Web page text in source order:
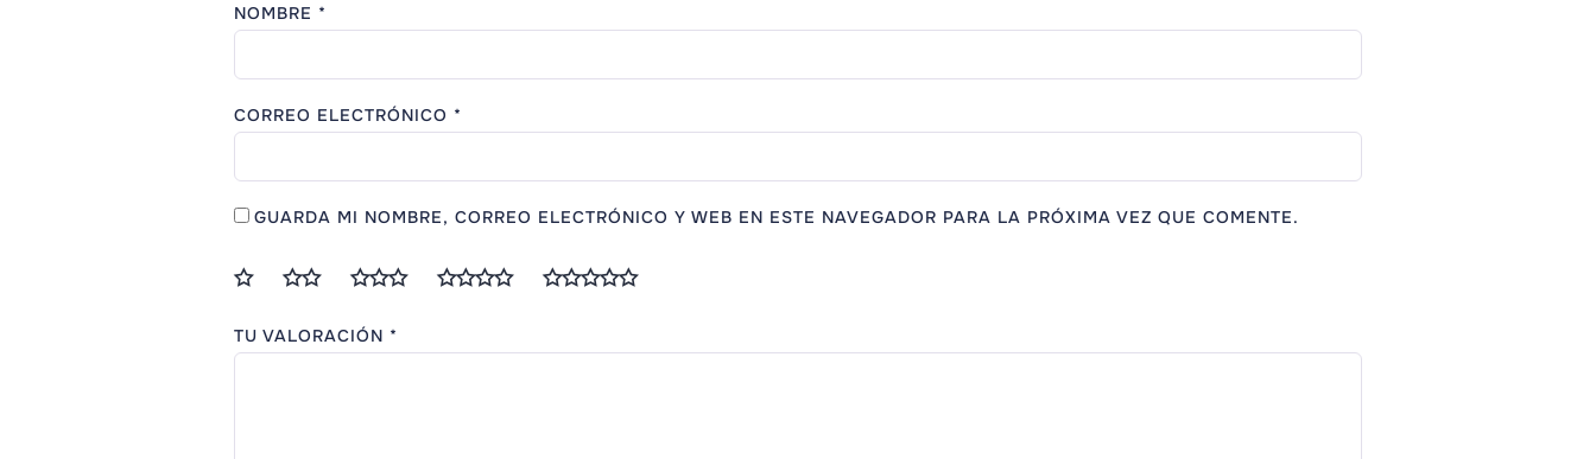
NOMBRE *
CORREO ELECTRÓNICO *
GUARDA MI NOMBRE, CORREO ELECTRÓNICO Y WEB EN ESTE NAVEGADOR PARA LA PRÓXIMA VEZ QUE COMENTE.
TU VALORACIÓN *